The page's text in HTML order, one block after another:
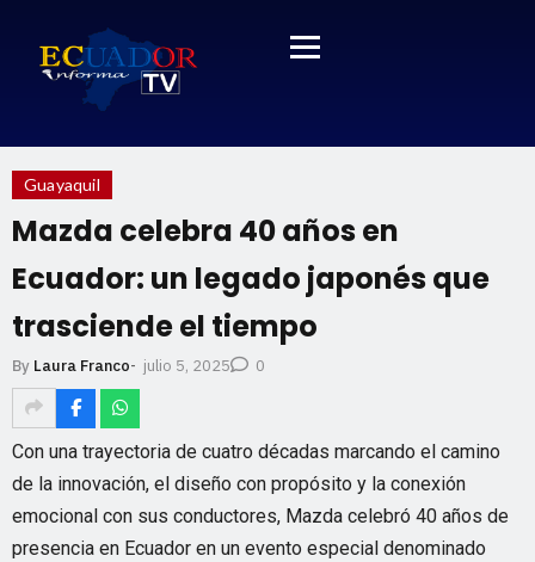
Guayaquil
Mazda celebra 40 años en
Ecuador: un legado japonés que
trasciende el tiempo
By Laura Franco- julio 5, 2025 0
Con una trayectoria de cuatro décadas marcando el camino
de la innovación, el diseño con propósito y la conexión
emocional con sus conductores, Mazda celebró 40 años de
presencia en Ecuador en un evento especial denominado